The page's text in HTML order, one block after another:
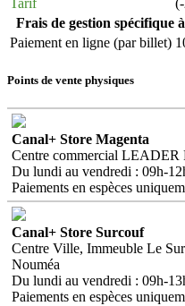
Tarif
Frais de gestion spécifique
Paiement en ligne (par billet)
Points de vente physiques
Canal+ Store Magenta
Centre commercial LEADER
Du lundi au vendredi : 09h-
Paiements en espèces
Canal+ Store Surcouf
Centre Ville, Immeuble Le
Nouméa
Du lundi au vendredi : 09h-
Paiements en espèces